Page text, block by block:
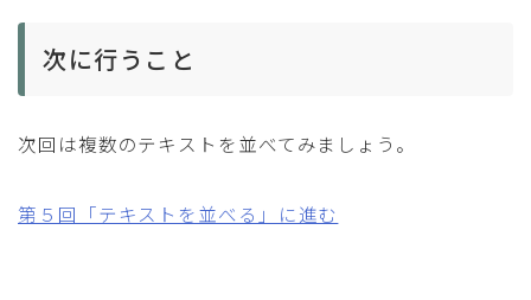
次に行うこと
次回は複数のテキストを並べてみましょう。
第５回「テキストを並べる」に進む